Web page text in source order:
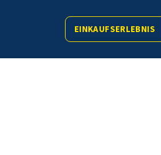
EINKAUFSERLEBNIS